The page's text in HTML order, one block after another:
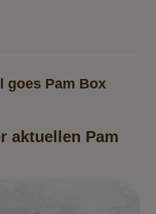
goes Pam Box
aktuellen Pam